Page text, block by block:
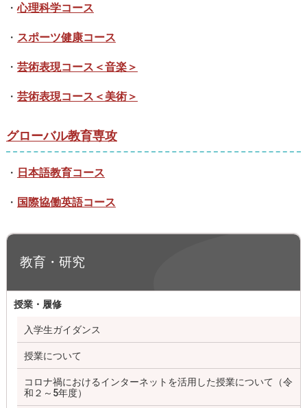
・心理科学コース
・ スポーツ健康コース
・ 芸術表現コース＜音楽＞
・ 芸術表現コース＜美術＞
グローバル教育専攻
・ 日本語教育コース
・ 国際協働英語コース
教育・研究
授業・履修
入学生ガイダンス
授業について
コロナ禍におけるインターネットを活用した授業について（令
和２～5年度）